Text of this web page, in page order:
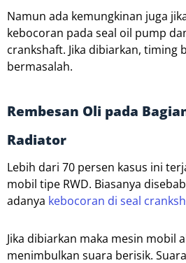
Namun ada kemungkinan juga
kebocoran pada seal oil pump
crankshaft. Jika dibiarkan, timing
bermasalah.
Rembesan Oli pada
Radiator
Lebih dari 70 persen kasus ini
mobil tipe RWD. Biasanya
adanya kebocoran di seal
Jika dibiarkan maka mesin mobil
menimbulkan suara berisik.